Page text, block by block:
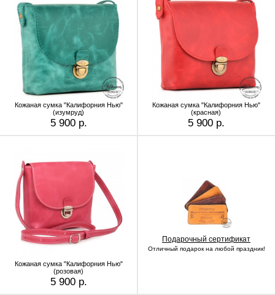
Кожаная сумка "Калифорния Нью"
(изумруд)
5 900 р.
Кожаная сумка "Калифорния Нью"
(красная)
5 900 р.
Кожаная сумка "Калифорния Нью"
(розовая)
5 900 р.
Подарочный сертификат
Отличный подарок на любой праздник!